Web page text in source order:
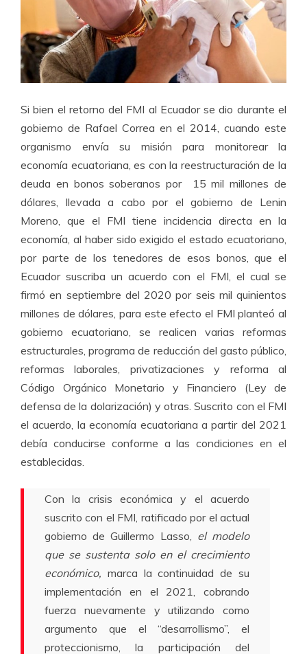
Si bien el retorno del FMI al Ecuador se dio durante el
gobierno de Rafael Correa en el 2014, cuando este
organismo envía su misión para monitorear la
economía ecuatoriana, es con la reestructuración de la
deuda en bonos soberanos por 15 mil millones de
dólares, llevada a cabo por el gobierno de Lenin
Moreno, que el FMI tiene incidencia directa en la
economía, al haber sido exigido el estado ecuatoriano,
por parte de los tenedores de esos bonos, que el
Ecuador suscriba un acuerdo con el FMI, el cual se
firmó en septiembre del 2020 por seis mil quinientos
millones de dólares, para este efecto el FMI planteó al
gobierno ecuatoriano, se realicen varias reformas
estructurales, programa de reducción del gasto público,
reformas laborales, privatizaciones y reforma al
Código Orgánico Monetario y Financiero (Ley de
defensa de la dolarización) y otras. Suscrito con el FMI
el acuerdo, la economía ecuatoriana a partir del 2021
debía conducirse conforme a las condiciones en el
establecidas.
Con la crisis económica y el acuerdo
suscrito con el FMI, ratificado por el actual
gobierno de Guillermo Lasso, el modelo
que se sustenta solo en el crecimiento
económico, marca la continuidad de su
implementación en el 2021, cobrando
fuerza nuevamente y utilizando como
argumento que el “desarrollismo”, el
proteccionismo, la participación del